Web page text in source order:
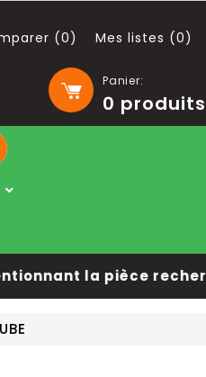
Panier:
0 produits
(0) Mes listes (0)
la pièce